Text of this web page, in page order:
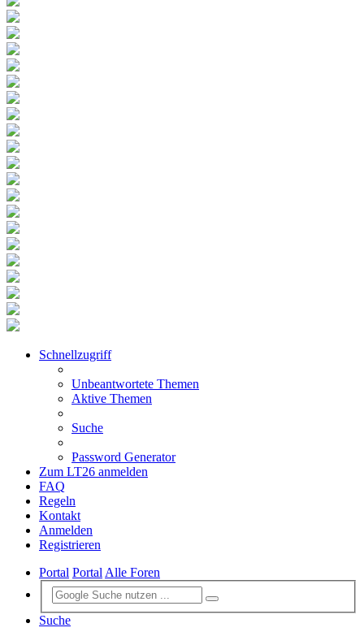
Schnellzugriff
Unbeantwortete Themen
Aktive Themen
Suche
Password Generator
Zum LT26 anmelden
FAQ
Regeln
Kontakt
Anmelden
Registrieren
Portal PortalAlle Foren
Suche